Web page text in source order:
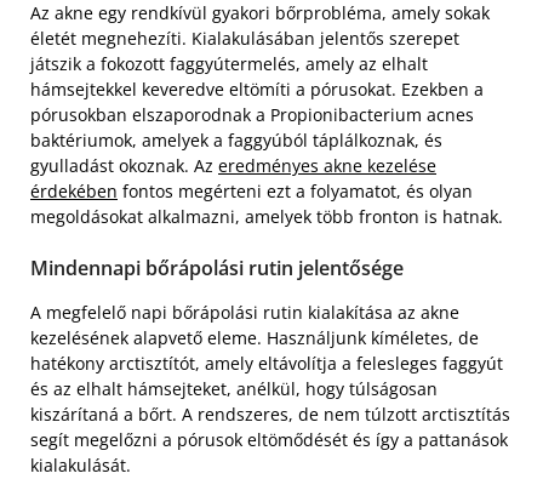
Az akne egy rendkívül gyakori bőrprobléma, amely sokak
életét megnehezíti. Kialakulásában jelentős szerepet
játszik a fokozott faggyútermelés, amely az elhalt
hámsejtekkel keveredve eltömíti a pórusokat. Ezekben a
pórusokban elszaporodnak a Propionibacterium acnes
baktériumok, amelyek a faggyúból táplálkoznak, és
gyulladást okoznak. Az eredményes akne kezelése
érdekében fontos megérteni ezt a folyamatot, és olyan
megoldásokat alkalmazni, amelyek több fronton is hatnak.
Mindennapi bőrápolási rutin jelentősége
A megfelelő napi bőrápolási rutin kialakítása az akne
kezelésének alapvető eleme. Használjunk kíméletes, de
hatékony arctisztítót, amely eltávolítja a felesleges faggyút
és az elhalt hámsejteket, anélkül, hogy túlságosan
kiszárítaná a bőrt. A rendszeres, de nem túlzott arctisztítás
segít megelőzni a pórusok eltömődését és így a pattanások
kialakulását.